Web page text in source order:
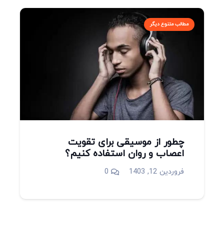
مطالب متنوع دیگر
چطور از موسیقی برای تقویت
اعصاب و روان استفاده کنیم؟
فروردین 12, 1403 0